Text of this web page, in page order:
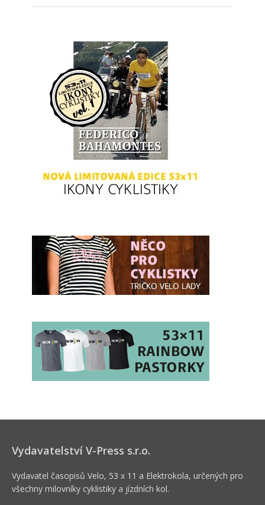
Vydavatelství V-Press s.r.o.
Vydavatel časopisů Velo, 53 x 11 a Elektrokola, určených pro
všechny milovníky cyklistiky a jízdních kol.